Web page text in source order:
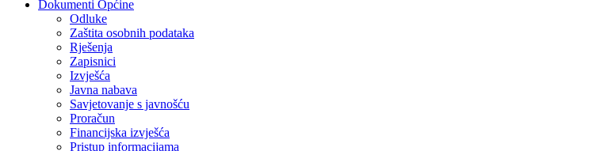
Dokumenti Općine
Odluke
Zaštita osobnih podataka
Rješenja
Zapisnici
Izvješća
Javna nabava
Savjetovanje s javnošću
Proračun
Financijska izvješća
Pristup informacijama